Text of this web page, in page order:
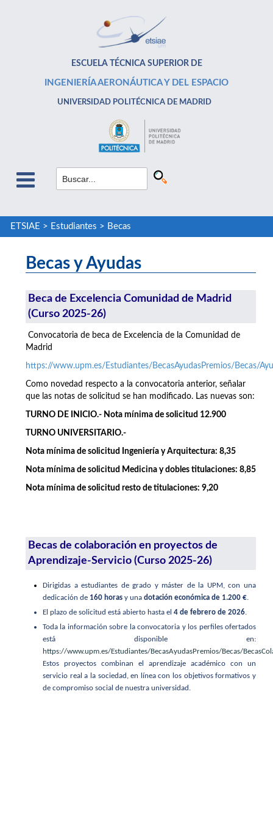
ESCUELA TÉCNICA SUPERIOR DE
INGENIERÍA AERONÁUTICA Y DEL ESPACIO
UNIVERSIDAD POLITÉCNICA DE MADRID
ETSIAE > Estudiantes > Becas
Becas y Ayudas
Beca de Excelencia Comunidad de Madrid
(Curso 2025-26)
Convocatoria de beca de Excelencia de la Comunidad de
Madrid
https://www.upm.es/Estudiantes/BecasAyudasPremios/Becas/
Como novedad respecto a la convocatoria anterior, señalar
que las notas de solicitud se han modificado. Las nuevas son:
TURNO DE INICIO.- Nota mínima de solicitud 12.900
TURNO UNIVERSITARIO.-
Nota mínima de solicitud Ingeniería y Arquitectura: 8,35
Nota mínima de solicitud Medicina y dobles titulaciones: 8,85
Nota mínima de solicitud resto de titulaciones: 9,20
Becas de colaboración en proyectos de
Aprendizaje-Servicio (Curso 2025-26)
Dirigidas a estudiantes de grado y máster de la UPM, con una
dedicación de 160 horas y una dotación económica de 1.200 €
El plazo de solicitud está abierto hasta el 4 de febrero de 2026.
Toda la información sobre la convocatoria y los perfiles ofertados
está disponible en:
https://www.upm.es/Estudiantes/BecasAyudasPremios/Becas/
Estos proyectos combinan el aprendizaje académico con un
servicio real a la sociedad, en línea con los objetivos formativos y
de compromiso social de nuestra universidad.